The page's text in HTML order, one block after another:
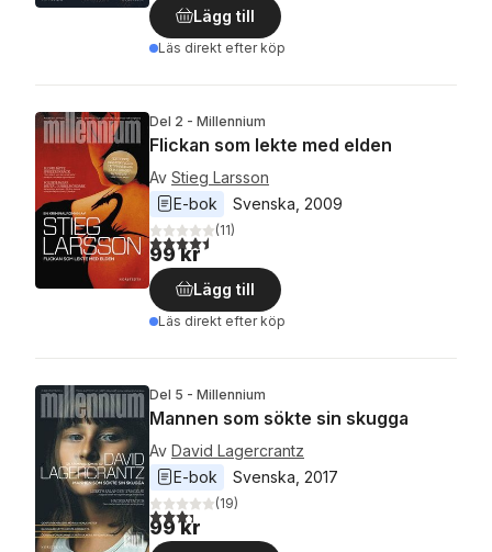
Lägg till
Läs direkt efter köp
Del 2 - Millennium
Flickan som lekte med elden
Av Stieg Larsson
E-bok
Svenska 2009
4,5utav 5 stjärnor. Totalt antal röster:
(11)
99 kr
Lägg till
Läs direkt efter köp
Del 5 - Millennium
Mannen som sökte sin skugga
Av David Lagercrantz
E-bok
Svenska 2017
3,3utav 5 stjärnor. Totalt antal röster:
(19)
99 kr